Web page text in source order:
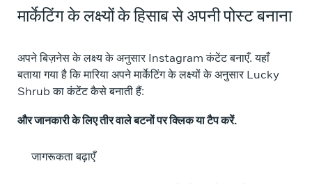
मार्केटिंग के लक्ष्यों के हिसाब से अपनी पोस्ट बनाना
अपने बिज़नेस के लक्ष्य के अनुसार Instagram कंटेंट बनाएँ. यहाँ
बताया गया है कि मारिया अपने मार्केटिंग के लक्ष्यों के अनुसार Lucky
Shrub का कंटेंट कैसे बनाती हैं:
और जानकारी के लिए तीर वाले बटनों पर क्लिक या टैप करें.
जागरूकता बढ़ाएँ